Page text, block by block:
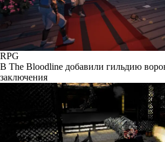
RPG
В The Bloodline добавили гильдию
заключения